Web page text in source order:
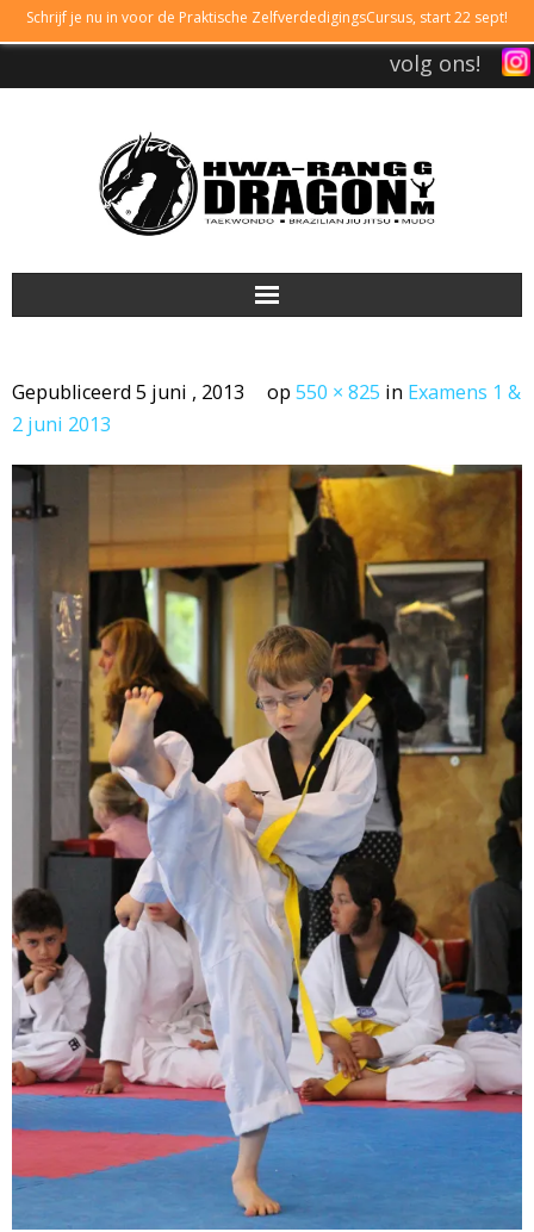
Schrijf je nu in voor de Praktische ZelfverdedigingsCursus, start 22 sept!
volg ons!
LESTIJDEN
LIDMAATSCHAP
TAEKWONDO
BRAZILIAN JIU JITSU
AGENDA
NIEUWS
CONTACT
PRAKTISCHE ZELFVERDEDIGINGSCURSUS
Gepubliceerd 5 juni , 2013 op 550 × 825 in Examens 1 &
2 juni 2013